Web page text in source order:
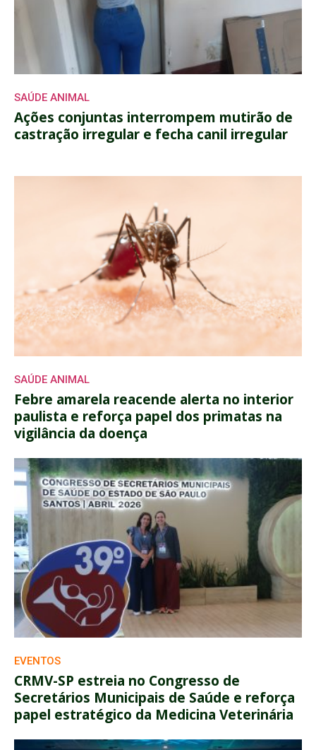
SAÚDE ANIMAL
Ações conjuntas interrompem mutirão de
castração irregular e fecha canil irregular
SAÚDE ANIMAL
Febre amarela reacende alerta no interior
paulista e reforça papel dos primatas na
vigilância da doença
EVENTOS
CRMV-SP estreia no Congresso de
Secretários Municipais de Saúde e reforça
papel estratégico da Medicina Veterinária